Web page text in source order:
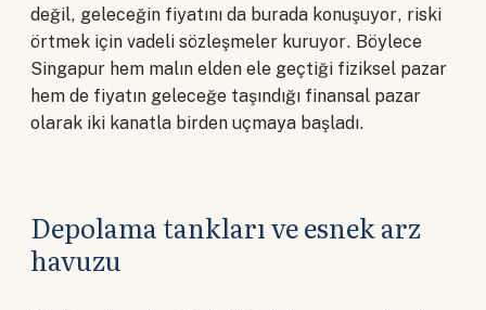
değil, geleceğin fiyatını da burada konuşuyor, riski
örtmek için vadeli sözleşmeler kuruyor. Böylece
Singapur hem malın elden ele geçtiği fiziksel pazar
hem de fiyatın geleceğe taşındığı finansal pazar
olarak iki kanatla birden uçmaya başladı.
Depolama tankları ve esnek arz
havuzu